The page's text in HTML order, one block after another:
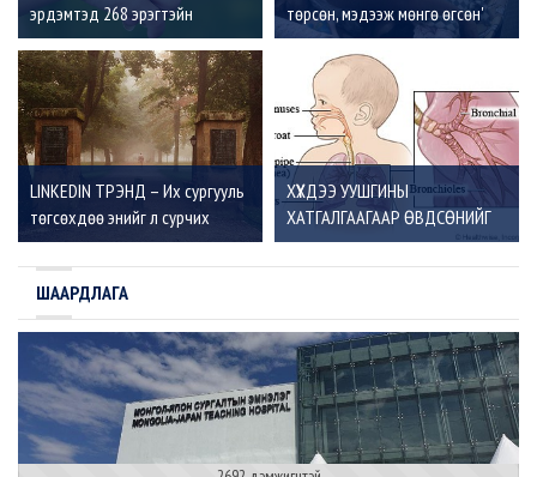
эрдэмтэд 268 эрэгтэйн
амьдралыг 75 жил судлаад
хийсэн нээлт
төрсөн, мэдээж мөнгө өгсөн'
LINKEDIN ТРЭНД – Их сургууль
төгсөхдөө энийг л сурчих
ХҮҮХДЭЭ УУШГИНЫ
ХАТГАЛГААГААР ӨВДСӨНИЙГ
ЯАЖ МЭДЭХ ВЭ?
ШААРДЛАГА